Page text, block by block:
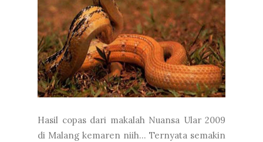
Hasil copas dari makalah Nuansa Ular 2009
di Malang kemaren niih... Ternyata semakin